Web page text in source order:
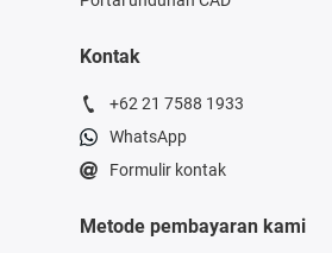
Kontak
+62 21 7588 1933
WhatsApp
Formulir kontak
Metode pembayaran kami